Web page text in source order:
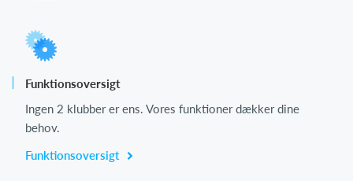
Funktionsoversigt
Ingen 2 klubber er ens. Vores funktioner dækker dine
behov.
Funktionsoversigt